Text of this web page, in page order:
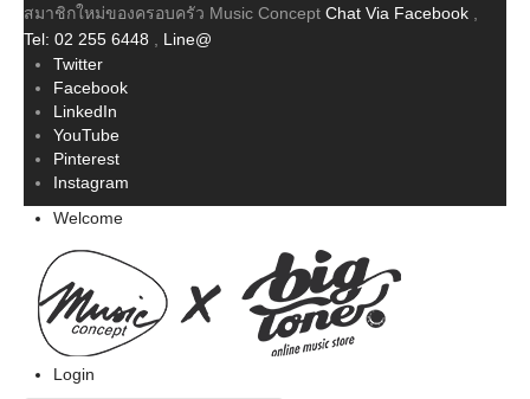
สมาชิกใหม่ของครอบครัว Music Concept Chat Via Facebook
Tel: 02 255 6448
Line@
Twitter
Facebook
LinkedIn
YouTube
Pinterest
Instagram
Welcome
Login